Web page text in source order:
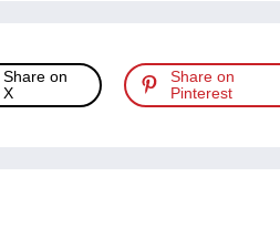
Share on
X
Share on
Pinterest